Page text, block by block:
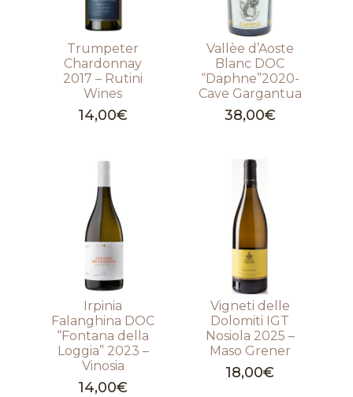
Trumpeter
Chardonnay
2017 – Rutini
Wines
14,00€
Vallèe d’Aoste
Blanc DOC
“Daphne”2020-
Cave Gargantua
38,00€
Irpinia
Falanghina DOC
“Fontana della
Loggia” 2023 –
Vinosia
14,00€
Vigneti delle
Dolomiti IGT
Nosiola 2025 –
Maso Grener
18,00€